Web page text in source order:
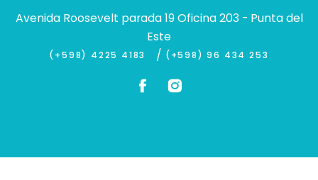
Avenida Roosevelt parada 19 Oficina 203 - Punta del
Este
(+598) 4225 4183 / (+598) 96 434 253